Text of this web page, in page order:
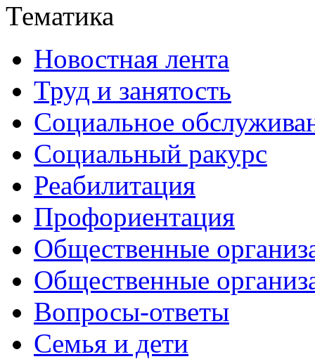
Тематика
Новостная лента
Труд и занятость
Социальное
Социальный ракурс
Реабилитация
Профориентация
Общественные
Общественные
Вопросы-ответы
Семья и дети